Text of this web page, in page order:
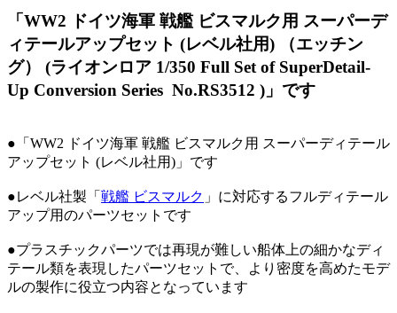
「WW2 ドイツ海軍 戦艦 ビスマルク用 スーパーデ
ィテールアップセット (レベル社用) （エッチン
グ） (ライオンロア 1/350 Full Set of SuperDetail-
Up Conversion Series No.RS3512 )」です
●「WW2 ドイツ海軍 戦艦 ビスマルク用 スーパーディテール
アップセット (レベル社用)」です
●レベル社製「 戦艦 ビスマルク 」に対応するフルディテール
アップ用のパーツセットです
●プラスチックパーツでは再現が難しい船体上の細かなディ
テール類を表現したパーツセットで、より密度を高めたモデ
ルの製作に役立つ内容となっています